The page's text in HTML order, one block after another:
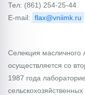
Тел: (861) 254-25-44
E-mail:
flax@vniimk.ru
Селекция
осуществляется со
1987 года